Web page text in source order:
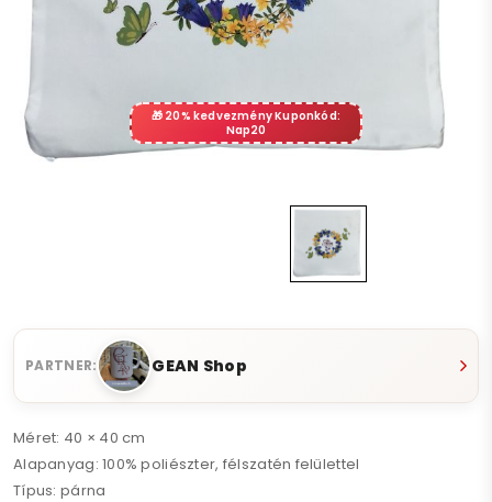
20% kedvezmény Kuponkód:
Nap20
PARTNER: GEAN Shop
Méret: 40 × 40 cm
Alapanyag: 100% poliészter, félszatén felülettel
Típus: párna